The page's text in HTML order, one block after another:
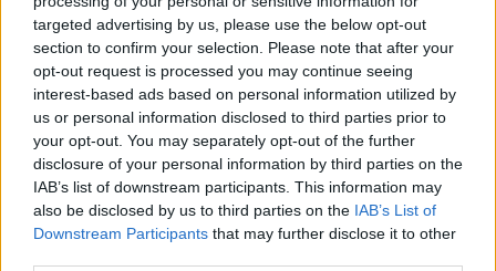
targeted advertising by us, please use the below opt-out
section to confirm your selection. Please note that after your
opt-out request is processed you may continue seeing
interest-based ads based on personal information utilized by
us or personal information disclosed to third parties prior to
your opt-out. You may separately opt-out of the further
disclosure of your personal information by third parties on the
IAB’s list of downstream participants. This information may
also be disclosed by us to third parties on the IAB’s List of
Downstream Participants that may further disclose it to other
TOUTES LES
ACTUS